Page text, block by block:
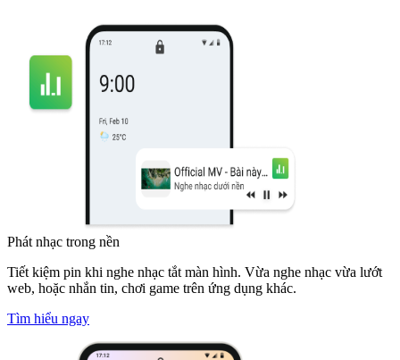
Phát nhạc trong nền
Tiết kiệm pin khi nghe nhạc tắt màn hình. Vừa nghe nhạc vừa lướt
web, hoặc nhắn tin, chơi game trên ứng dụng khác.
Tìm hiểu ngay